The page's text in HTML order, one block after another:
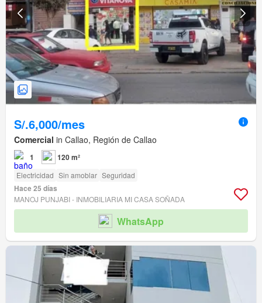
S/.6,000/mes
Comercial in Callao, Región de Callao
1 120 m²
Electricidad Sin amoblar Seguridad
Hace 25 días
MANOJ PUNJABI - INMOBILIARIA MI CASA SOÑADA
WhatsApp